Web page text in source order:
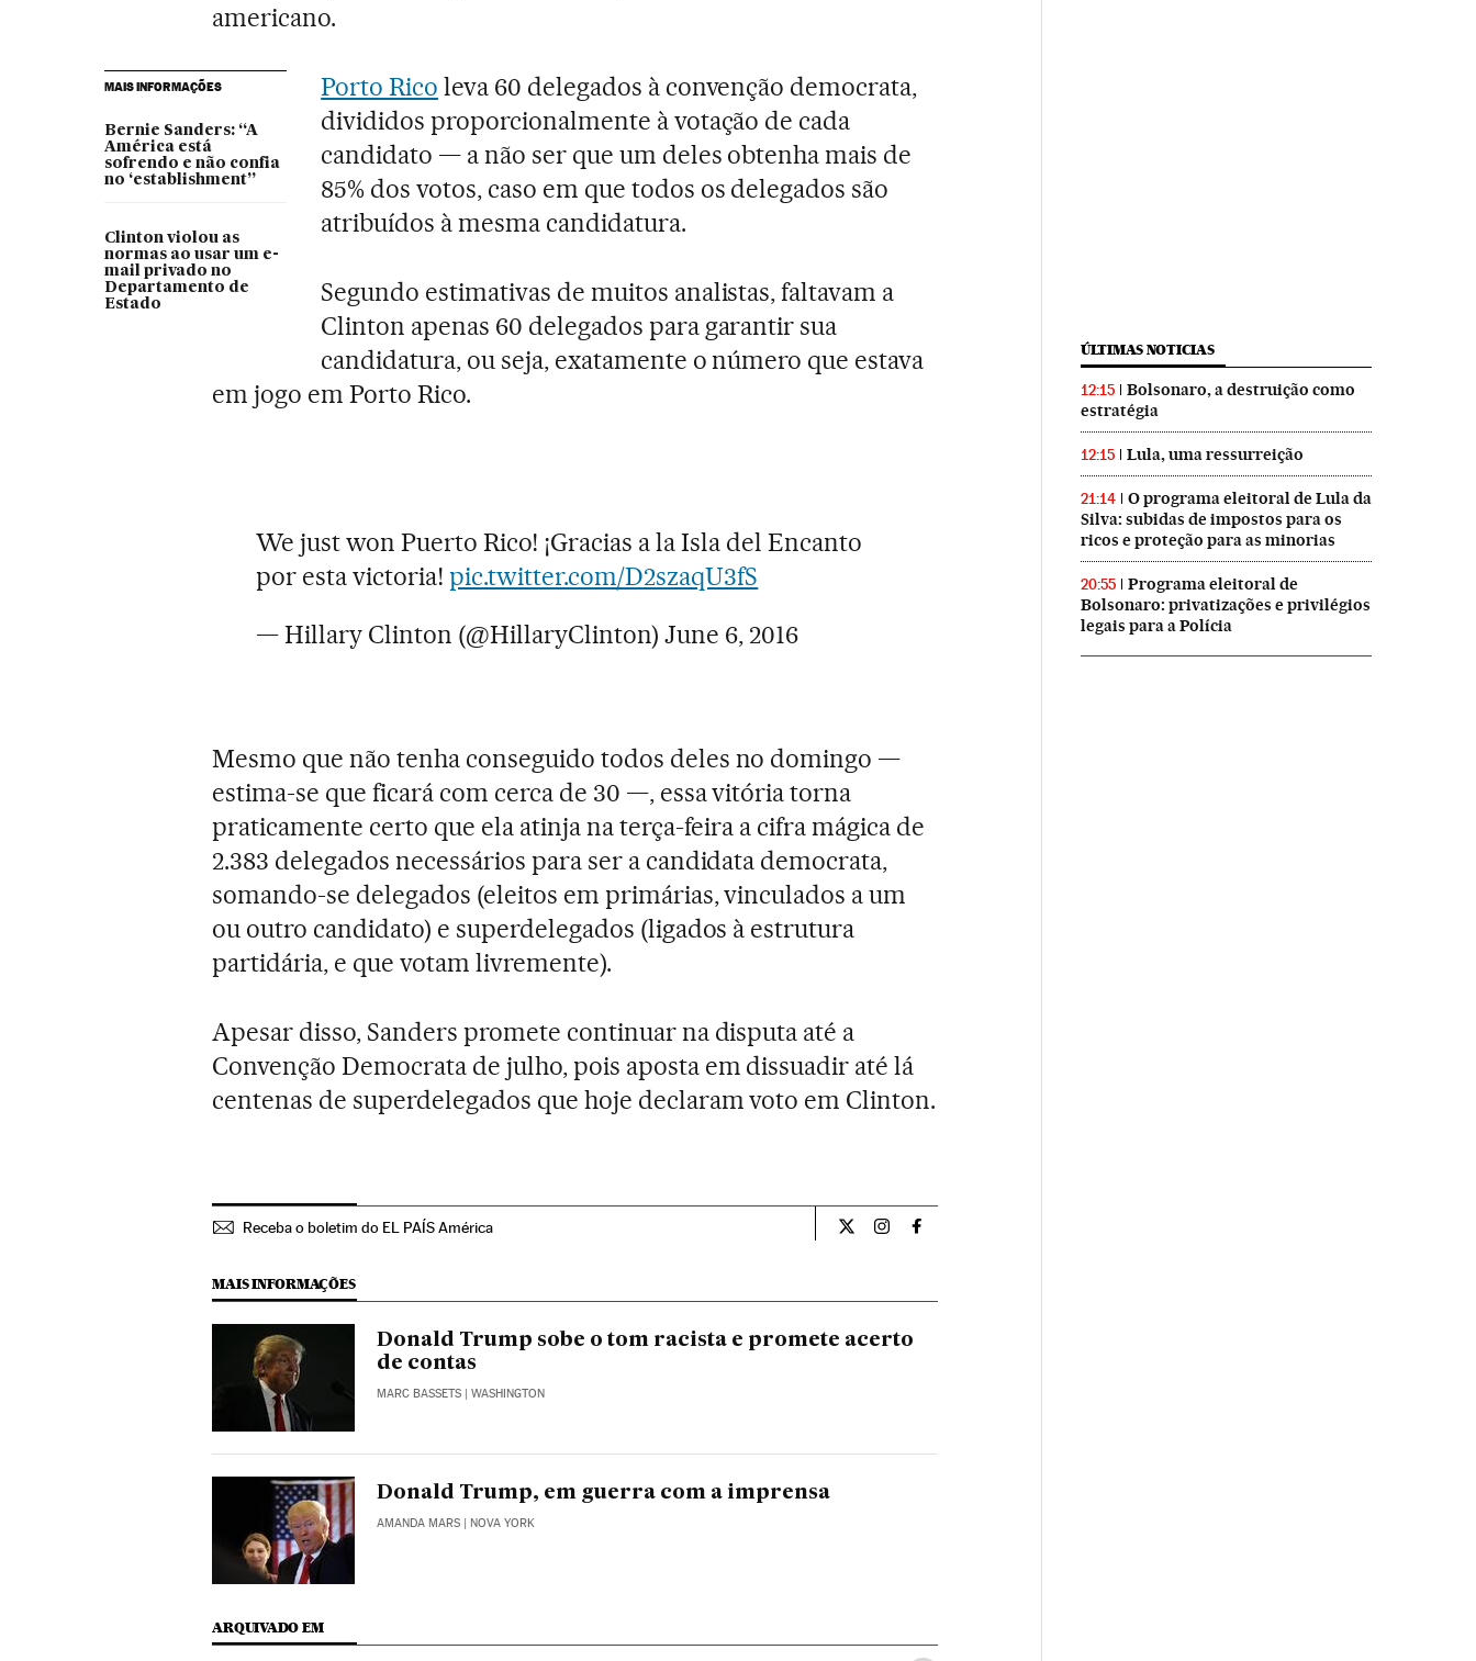
americano.
MAIS INFORMAÇÕES
Bernie Sanders: “A
América está
sofrendo e não confia
no ‘establishment”
Clinton violou as
normas ao usar um e-
mail privado no
Departamento de
Estado
Porto Rico leva 60 delegados à convenção democrata,
divididos proporcionalmente à votação de cada
candidato — a não ser que um deles obtenha mais de
85% dos votos, caso em que todos os delegados são
atribuídos à mesma candidatura.
Segundo estimativas de muitos analistas, faltavam a
Clinton apenas 60 delegados para garantir sua
candidatura, ou seja, exatamente o número que estava
em jogo em Porto Rico.
We just won Puerto Rico! ¡Gracias a la Isla del Encanto
por esta victoria!pic.twitter.com/D2szaqU3fS
— Hillary Clinton (@HillaryClinton)June 6, 2016
Mesmo que não tenha conseguido todos deles no domingo —
estima-se que ficará com cerca de 30 —, essa vitória torna
praticamente certo que ela atinja na terça-feira a cifra mágica de
2.383 delegados necessários para ser a candidata democrata,
somando-se delegados (eleitos em primárias, vinculados a um
ou outro candidato) e superdelegados (ligados à estrutura
partidária, e que votam livremente).
Apesar disso, Sanders promete continuar na disputa até a
Convenção Democrata de julho, pois aposta em dissuadir até lá
centenas de superdelegados que hoje declaram voto em Clinton.
Receba o boletim do EL PAÍS América Internacional El País Brasil en Twitter
Internacional El País Brasil en Instagram
Internacional El País Brasil en Facebook
MAIS INFORMAÇÕES
Donald Trump sobe o tom racista e promete acerto
de contas
MARC BASSETS | WASHINGTON
Donald Trump, em guerra com a imprensa
AMANDA MARS | NOVA YORK
ARQUIVADO EM
ÚLTIMAS NOTICIAS
12:15
Bolsonaro, a destruição como
estratégia
12:15 Lula, uma ressurreição
21:14
O programa eleitoral de Lula da
Silva: subidas de impostos para os
ricos e proteção para as minorias
20:55
Programa eleitoral de
Bolsonaro: privatizações e privilégios
legais para a Polícia